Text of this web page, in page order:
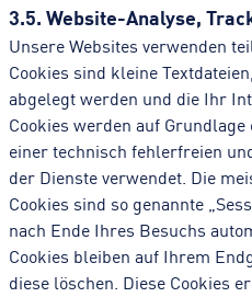
3.5. Website-Analyse,
Unsere Websites verwenden
Cookies sind kleine
abgelegt werden und die Ihr
Cookies werden auf
einer technisch fehlerfreien
der Dienste verwendet. Die
Cookies sind so genannte
nach Ende Ihres Besuchs
Cookies bleiben auf Ihrem
diese löschen. Diese Cookies